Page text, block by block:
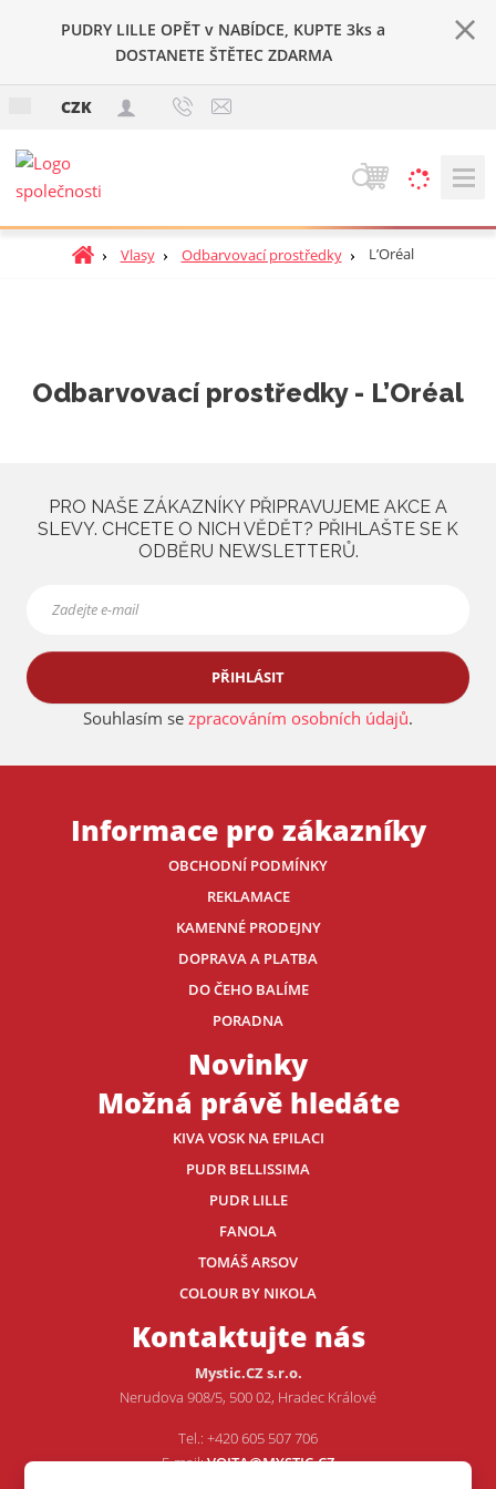
PUDRY LILLE OPĚT v NABÍDCE, KUPTE 3ks a
DOSTANETE ŠTĚTEC ZDARMA
CZK
V
h
l
Ú
s
n
a
Vlasy Odbarvovací prostředky L’Oréal
Odbarvovací prostředky - L’Oréal
PRO NAŠE ZÁKAZNÍKY PŘIPRAVUJEME AKCE A
SLEVY. CHCETE O NICH VĚDĚT? PŘIHLAŠTE SE K
ODBĚRU NEWSLETTERŮ.
PŘIHLÁSIT
Souhlasím se zpracováním osobních údajů.
Informace pro zákazníky
OBCHODNÍ PODMÍNKY
REKLAMACE
KAMENNÉ PRODEJNY
DOPRAVA A PLATBA
DO ČEHO BALÍME
PORADNA
Novinky
Možná právě hledáte
KIVA VOSK NA EPILACI
PUDR BELLISSIMA
PUDR LILLE
FANOLA
TOMÁŠ ARSOV
COLOUR BY NIKOLA
Kontaktujte nás
Mystic.CZ s.r.o.
Nerudova 908/5, 500 02, Hradec Králové
Tel.: +420 605 507 706
E-mail:VOJTA@MYSTIC.CZ